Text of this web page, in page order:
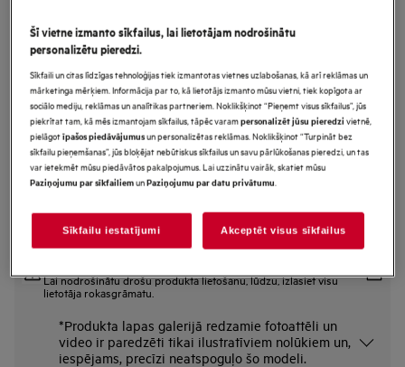
CrystalLine Iebūvējama Indukcijas
plīts virsma 36 cm
Ražojuma informācijas lapa
Priekšrocības
Tilta funkcija - pārvērš divas sildīšanas zonas vienā lielā vai dubultā zonā
Tilta funkcija - pārvērš divas sildīšanas zonas vienā lielā vai dubultā zonā
Izveidojiet savu moduļu plīts sistēmu ar Crystal Line klāstu.
Drošības instrukcijas un drošības brīdinājumi saskaņā ar ES
Lai nodrošinātu drošu produkta lietošanu, lūdzu, izlasiet visu
lietotāja rokasgrāmatu.
*Produkta lapas galerijā redzamie fotoattēli un
video ir paredzēti tikai ilustratīviem nolūkiem un,
iespējams, precīzi neatspoguļo šo modeli.
Šī vietne izmanto sīkfailus, lai lietotājam nodrošinātu
personalizētu pieredzi.
Sīkfaili un citas līdzīgas tehnoloģijas tiek izmantotas vietnes uzlabošanas, kā arī reklāmas un
mārketinga mērķiem. Informācija par to, kā lietotājs izmanto mūsu vietni, tiek kopīgota ar
sociālo mediju, reklāmas un analītikas partneriem. Noklikšķinot “Pieņemt visus sīkfailus”, jūs
piekrītat tam, kā mēs izmantojam sīkfailus, tāpēc varampersonalizēt jūsu pieredzivietnē,
pielāgotīpašos piedāvājumusun personalizētas reklāmas. Noklikšķinot “Turpināt bez
sīkfailu pieņemšanas”, jūs bloķējat nebūtiskus sīkfailus un savu pārlūkošanas pieredzi, un tas
var ietekmēt mūsu piedāvātos pakalpojumus. Lai uzzinātu vairāk, skatiet mūsu
Paziņojumu par sīkfailiemunPaziņojumu par datu privātumu.
Sīkfailu iestatījumi Akceptēt visus sīkfailus